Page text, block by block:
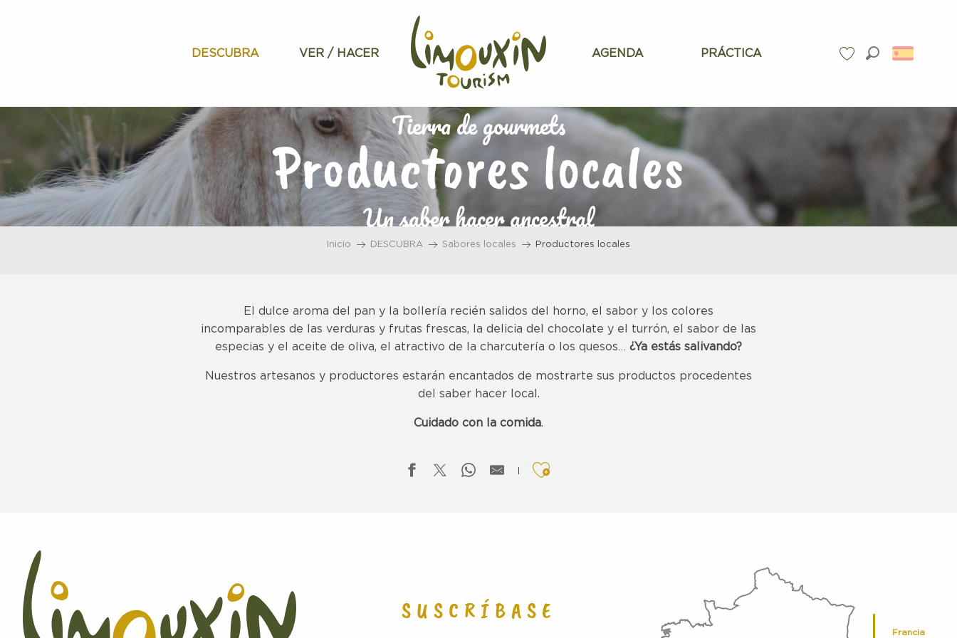
DESCUBRA VER / HACER AGENDA PRÁCTICA
Tierra de gourmets
Productores locales
Un saber hacer ancestral
Inicio DESCUBRA Sabores locales Productores locales
El dulce aroma del pan y la bollería recién salidos del horno, el sabor y los colores
incomparables de las verduras y frutas frescas, la delicia del chocolate y el turrón, el sabor de las
especias y el aceite de oliva, el atractivo de la charcutería o los quesos… ¿Ya estás salivando?
Nuestros artesanos y productores estarán encantados de mostrarte sus productos procedentes
del saber hacer local.
Cuidado con la comida.
Ajouter aux favoris
DOMAINE COLLIN
DOMAINE ROSIER
DOMAINE DE CAPDEPON
BOUCHERIE CHARCUTERIE DELVALS SUBIAS
BOUCHERIE REVEL
SUSCRÍBASE
Francia